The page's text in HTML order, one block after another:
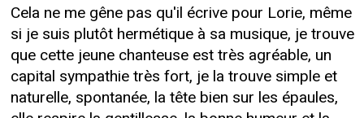
Cela ne me gêne pas qu'il écrive pour Lorie, même
si je suis plutôt hermétique à sa musique, je trouve
que cette jeune chanteuse est très agréable, un
capital sympathie très fort, je la trouve simple et
naturelle, spontanée, la tête bien sur les épaules,